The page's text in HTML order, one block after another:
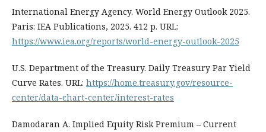
International Energy Agency. World Energy Outlook 2025.
Paris: IEA Publications, 2025. 412 p. URL:
https://www.iea.org/reports/world-energy-outlook-2025
U.S. Department of the Treasury. Daily Treasury Par Yield
Curve Rates. URL: https://home.treasury.gov/resource-
center/data-chart-center/interest-rates
Damodaran A. Implied Equity Risk Premium – Current